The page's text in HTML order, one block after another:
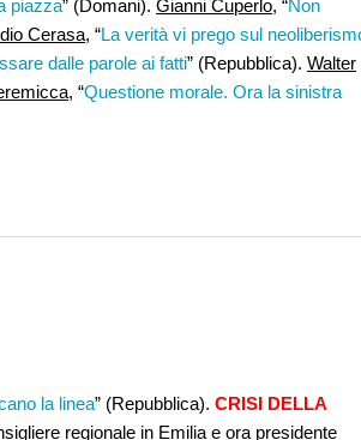
piazza” (Domani). Gianni Cuperlo, “Non
Cerasa, “La verità vi prego sul
dalle parole ai fatti” (Repubblica). Walter
, “Questione morale. Ora la sinistra
la linea” (Repubblica). CRISI DELLA
regionale in Emilia e ora presidente